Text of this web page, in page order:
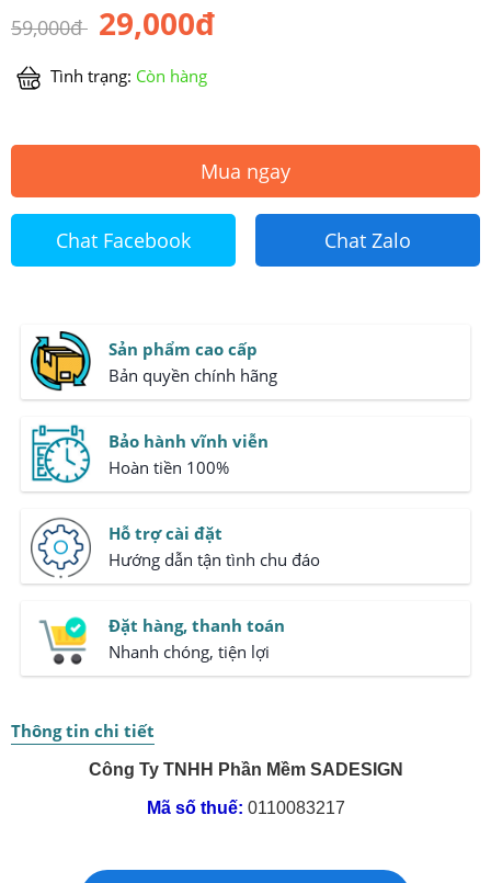
59,000đ 29,000đ
Tình trạng: Còn hàng
Mua ngay
Chat Facebook Chat Zalo
Sản phẩm cao cấp
Bản quyền chính hãng
Bảo hành vĩnh viễn
Hoàn tiền 100%
Hỗ trợ cài đặt
Hướng dẫn tận tình chu đáo
Đặt hàng, thanh toán
Nhanh chóng, tiện lợi
Thông tin chi tiết
Công Ty TNHH Phần Mềm SADESIGN
Mã số thuế: 0110083217